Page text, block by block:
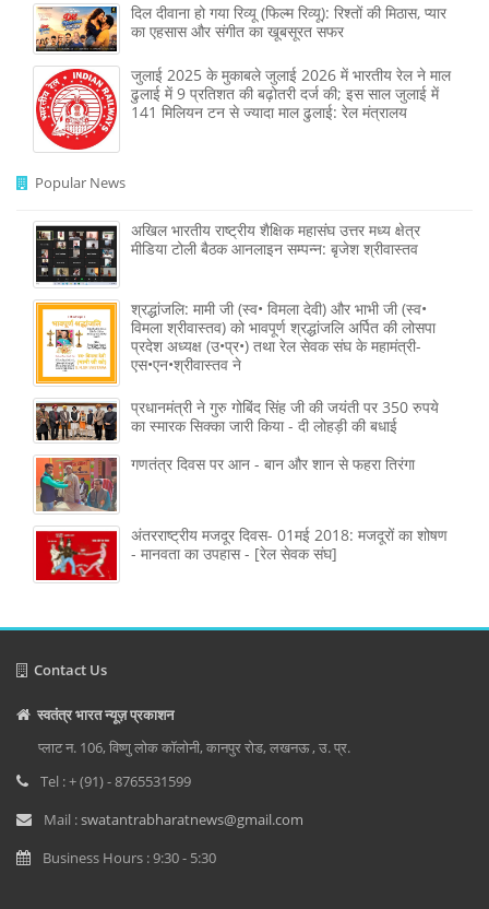
दिल दीवाना हो गया रिव्यू (फिल्म रिव्यू): रिश्तों की मिठास, प्यार
का एहसास और संगीत का खूबसूरत सफर
जुलाई 2025 के मुकाबले जुलाई 2026 में भारतीय रेल ने माल
ढुलाई में 9 प्रतिशत की बढ़ोतरी दर्ज की; इस साल जुलाई में
141 मिलियन टन से ज्‍यादा माल ढुलाई: रेल मंत्रालय
Popular News
अखिल भारतीय राष्ट्रीय शैक्षिक महासंघ उत्तर मध्य क्षेत्र
मीडिया टोली बैठक आनलाइन सम्पन्न: बृजेश श्रीवास्तव
श्रद्धांजलि: मामी जी (स्व• विमला देवी) और भाभी जी (स्व•
विमला श्रीवास्तव) को भावपूर्ण श्रद्धांजलि अर्पित की लोसपा
प्रदेश अध्यक्ष (उ•प्र•) तथा रेल सेवक संघ के महामंत्री-
एस•एन•श्रीवास्तव ने
प्रधानमंत्री ने गुरु गोबिंद सिंह जी की जयंती पर 350 रुपये
का स्मारक सिक्का जारी किया - दी लोहड़ी की बधाई
गणतंत्र दिवस पर आन - बान और शान से फहरा तिरंगा
अंतरराष्ट्रीय मजदूर दिवस- 01मई 2018: मजदूरों का शोषण
- मानवता का उपहास - [रेल सेवक संघ]
Contact Us
स्वतंत्र भारत न्यूज़ प्रकाशन
प्लाट न. 106, विष्णु लोक कॉलोनी, कानपुर रोड, लखनऊ , उ. प्र.
Tel : + (91) - 8765531599
Mail :swatantrabharatnews@gmail.com
Business Hours : 9:30 - 5:30